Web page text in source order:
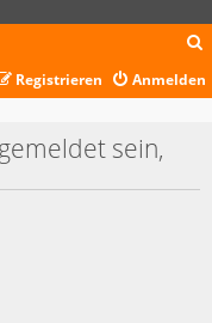
c
Anmelden
Registrieren
sein,